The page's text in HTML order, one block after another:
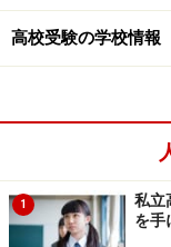
中１生になって
に必要なことは
高度になり、学
使うことになる
化を気にかけてお
学習について、今
高校受験の学校情報
1
私立
を手